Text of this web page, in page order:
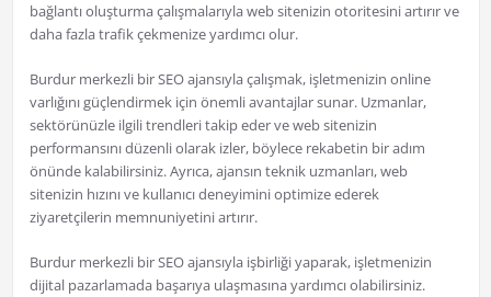
bağlantı oluşturma çalışmalarıyla web sitenizin otoritesini artırır ve
daha fazla trafik çekmenize yardımcı olur.
Burdur merkezli bir SEO ajansıyla çalışmak, işletmenizin online
varlığını güçlendirmek için önemli avantajlar sunar. Uzmanlar,
sektörünüzle ilgili trendleri takip eder ve web sitenizin
performansını düzenli olarak izler, böylece rekabetin bir adım
önünde kalabilirsiniz. Ayrıca, ajansın teknik uzmanları, web
sitenizin hızını ve kullanıcı deneyimini optimize ederek
ziyaretçilerin memnuniyetini artırır.
Burdur merkezli bir SEO ajansıyla işbirliği yaparak, işletmenizin
dijital pazarlamada başarıya ulaşmasına yardımcı olabilirsiniz.